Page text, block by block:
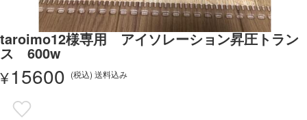
taroimo12様専用 アイソレーション昇圧トラン
ス 600w
¥15600 (税込) 送料込み